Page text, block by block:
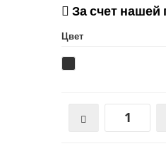
За счет нашей
Цвет